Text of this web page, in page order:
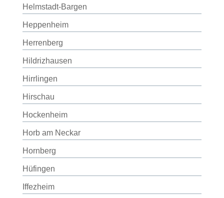
Helmstadt-Bargen
Heppenheim
Herrenberg
Hildrizhausen
Hirrlingen
Hirschau
Hockenheim
Horb am Neckar
Hornberg
Hüfingen
Iffezheim